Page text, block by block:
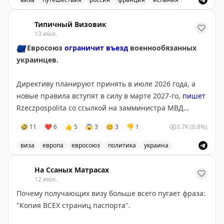
Великобритания — 14 августа.
Пошёл дальше разгребать этот слотопад.
Вопросы, запросы, записи — всё сюда:
📲 @matrasssi
Stay tuned!
Подписаться на Матрассы
Типичный Визовик
13 июл.
🇪🇺Евросоюз ограничит въездвоеннообязанных
украинцев.
Директиву планируют принять в июле 2026 года, а
новые правила вступят в силу в марте 2027-го, пишет
Rzeczpospolita со ссылкой на замминистра МВД
Для въезда и получения временной защиты
потребуется подтверждение освобождения или
отсрочки от мобилизации. По данным издания,
изменения поддерживает Польша, а инициатором
выступил Киев.
🤣 11 ❤ 6 👍 5 😱 3 🥴 3 👎 1 3.7K(0.8%)
виза европа евросоюз политика украина
На Ссаных Матрасах
12 июл.
Почему получающих визу больше всего пугает фраза:
"Копия ВСЕХ страниц паспорта".